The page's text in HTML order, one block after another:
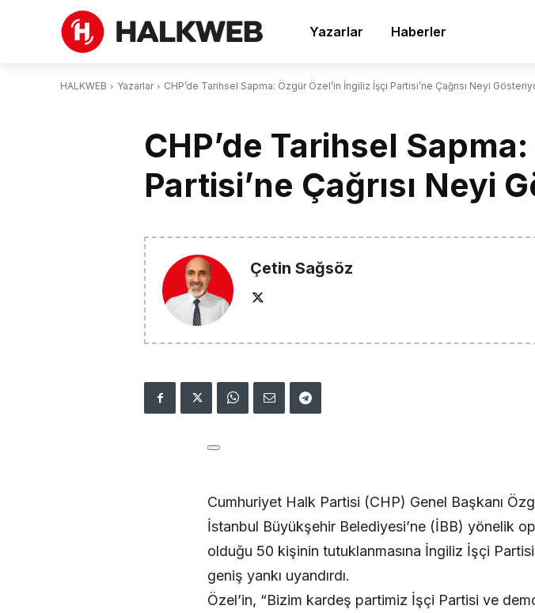
Yazarlar Haberler
HALKWEB Yazarlar CHP’de Tarihsel Sapma: Özgür Özel’in İngiliz İşçi Partisi’ne Çağrısı Neyi
CHP’de Tarihsel
Partisi’ne Çağrısı Neyi
Çetin Sağsöz
Cumhuriyet Halk Partisi (CHP) Genel Başkanı
İstanbul Büyükşehir Belediyesi’ne (İBB) yönelik
olduğu 50 kişinin tutuklanmasına İngiliz İşçi
geniş yankı uyandırdı.
Özel’in, “Bizim kardeş partimiz İşçi Partisi ve